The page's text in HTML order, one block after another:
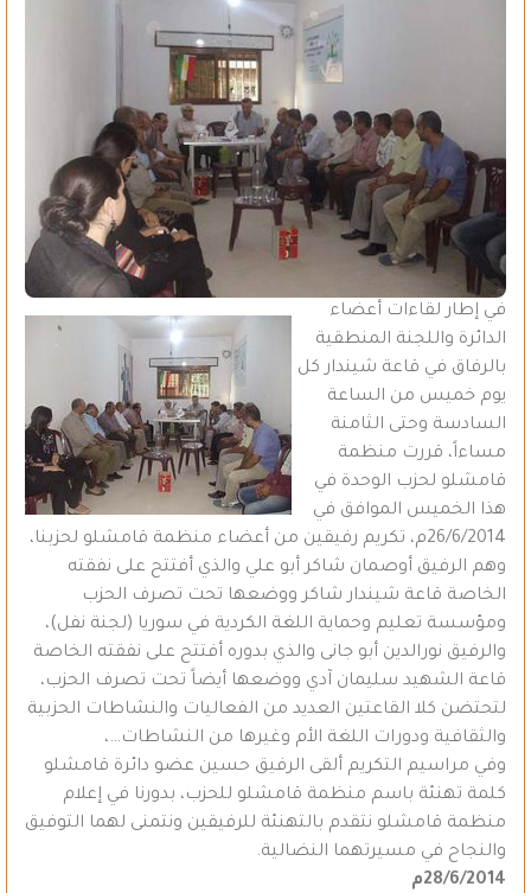
في إطار لقاءات أعضاء
الدائرة واللجنة المنطقية
بالرفاق في قاعة شيندار كل
يوم خميس من الساعة
السادسة وحتى الثامنة
مساءاً، قررت منظمة
قامشلو لحزب الوحدة في
هذا الخميس الموافق في
26/6/2014م، تكريم رفيقين من أعضاء منظمة قامشلو لحزبنا،
وهم الرفيق أوصمان شاكر أبو علي والذي أفتتح على نفقته
الخاصة قاعة شيندار شاكر ووضعها تحت تصرف الحزب
ومؤسسة تعليم وحماية اللغة الكردية في سوريا (لجنة نفل)،
والرفيق نورالدين أبو جانى والذي بدوره أفتتح على نفقته الخاصة
قاعة الشهيد سليمان آدي ووضعها أيضاً تحت تصرف الحزب،
لتحتضن كلا القاعتين العديد من الفعاليات والنشاطات الحزبية
والثقافية ودورات اللغة الأم وغيرها من النشاطات…،
وفي مراسيم التكريم ألقى الرفيق حسين عضو دائرة قامشلو
كلمة تهنئة باسم منظمة قامشلو للحزب، بدورنا في إعلام
منظمة قامشلو نتقدم بالتهنئة للرفيقين ونتمنى لهما التوفيق
والنجاح في مسيرتهما النضالية.
28/6/2014م